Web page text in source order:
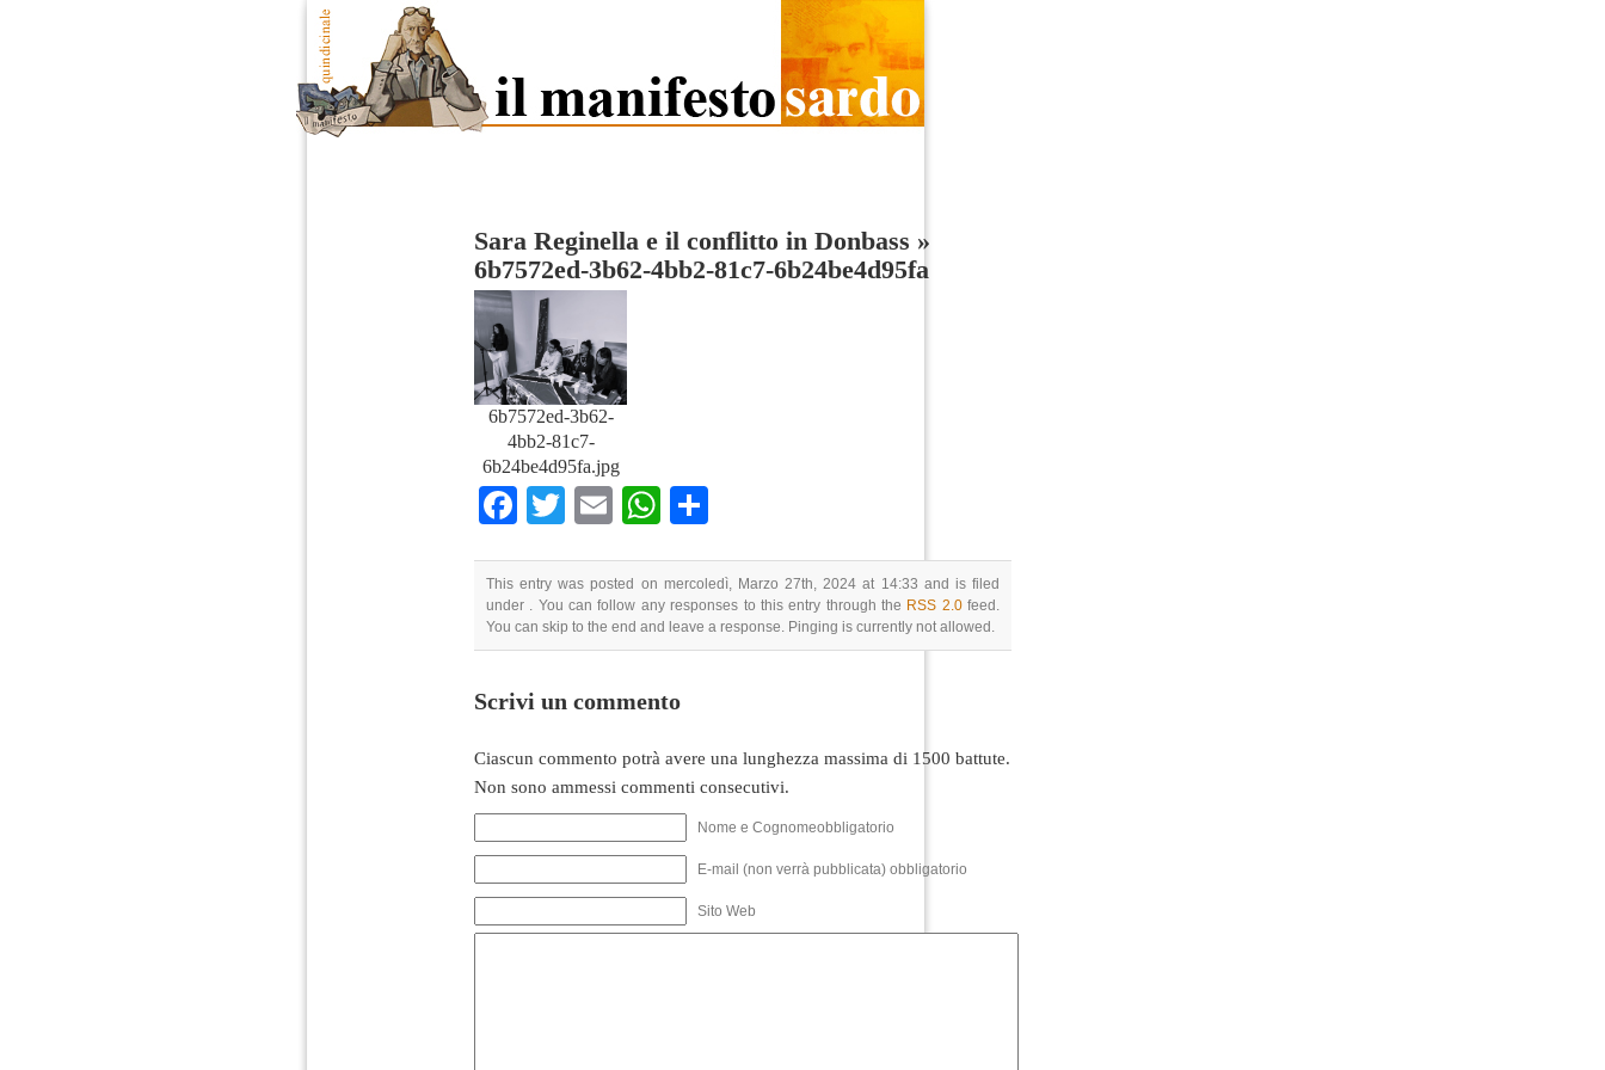
Sara Reginella e il conflitto in Donbass »
6b7572ed-3b62-4bb2-81c7-6b24be4d95fa
6b7572ed-3b62-
4bb2-81c7-
6b24be4d95fa.jpg
Facebook
TwitterEmailWhatsApp
This entry was posted on mercoledì, Marzo 27th, 2024 at 14:33 and is filed
under . You can follow any responses to this entry through the RSS 2.0feed.
You can skip to the end and leave a response. Pinging is currently not allowed.
Scrivi un commento
Ciascun commento potrà avere una lunghezza massima di 1500 battute.
Non sono ammessi commenti consecutivi.
Nome e Cognomeobbligatorio
E-mail (non verrà pubblicata) obbligatorio
Sito Web